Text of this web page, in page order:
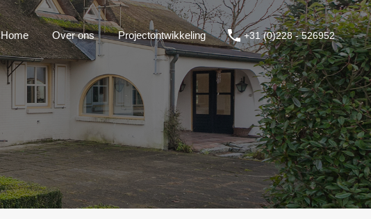
Home Over ons Projectontwikkeling +31 (0)228 - 526952